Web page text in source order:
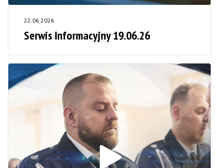
22.06.2026
Serwis Informacyjny 19.06.26